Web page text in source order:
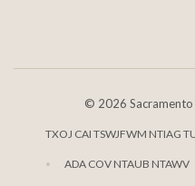
© 2026
TXOJ CAI TSWJFWM NTIAG
ADA COV NTAUB NTAWV